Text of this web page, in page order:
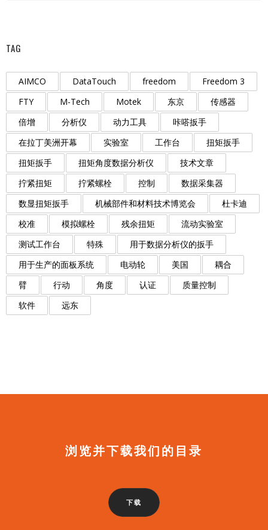
TAG
AIMCO DataTouch freedom
Freedom 3
FTY
M-Tech Motek 东京
传感器
倍增
分析仪 动力工具
咔嗒扳手
在拉丁美洲开幕
实验室 工作台
扭矩扳手
扭矩扳手
扭矩角度数据分析仪
技术文章
拧紧扭矩
拧紧螺栓 控制
数据采集器
数显扭矩扳手
机械部件和材料技术博览会
杜卡迪
校准
模拟螺栓 残余扭矩
流动实验室
测试工作台
特殊
用于数据分析仪的扳手
用于生产的面板系统
电动轮 美国
耦合
臂
行动 角度 认证
质量控制
软件
远东
浏览并下载我们的目录
下载